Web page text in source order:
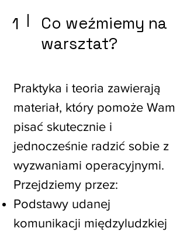
1
Co weźmiemy na
warsztat?
Praktyka i teoria zawierają
materiał, który pomoże Wam
pisać skutecznie i
jednocześnie radzić sobie z
wyzwaniami operacyjnymi.
Przejdziemy przez:
Podstawy udanej
komunikacji międzyludzkiej